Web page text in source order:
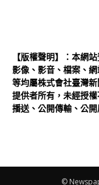
【版權聲明】：本網
影像、影音、檔案、
等均屬株式會社臺灣
提供者所有，未經授
播送、公開傳輸、公
©